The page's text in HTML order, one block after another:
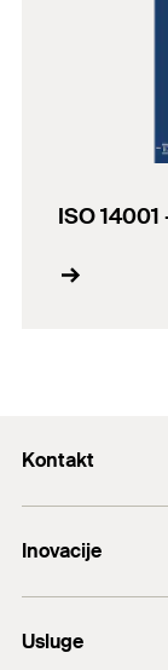
ISO
Kontakt
E-Mail
Inovacije
Sidreni vijak FAZ
Usluge